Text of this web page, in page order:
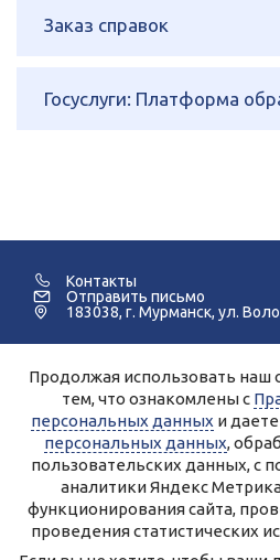
Заказ справок
Госуслуги: Платформа
Контакты
Отправить письмо
183038, г. Мурманск, ул.
©2005-2026 Мурманский
Для улучшения работы сайта и
пользователями используются
аналитики
Продолжая работу с сайтом,
использование cookie-файлов и
сервисами
Вы всегда можете отключить файлы
браузера.
Персональные данные,
согласия субъектов
Условия и запреты не
Продолжая использовать наш
тем, что ознакомлены с
персональных данных и даете
персональных данных,
пользовательских данных, с
аналитики Яндекс
функционирования сайта,
проведения статистических